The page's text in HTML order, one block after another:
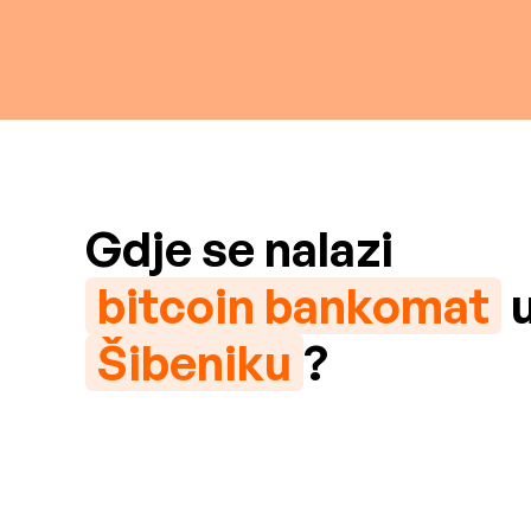
Gdje se nalazi
bitcoin bankomat
Šibeniku ?